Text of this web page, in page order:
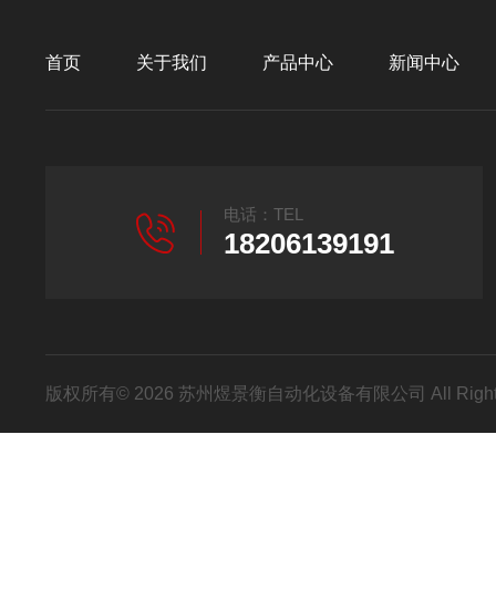
首页 关于我们 产品中心 新闻中心
电话：TEL
18206139191
版权所有© 2026 苏州煜景衡自动化设备有限公司 All